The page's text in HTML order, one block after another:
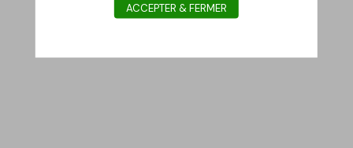
ACCEPTER & FERMER